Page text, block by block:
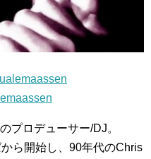
プロデューサー/DJ。
ら開始し、90年代のChris